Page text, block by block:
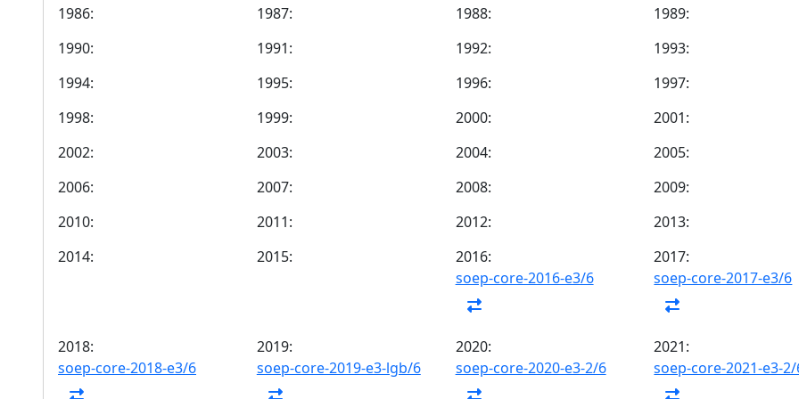
1986: 1987: 1988:
1989:
1990:
1991: 1992:
1993:
1994:
1995: 1996:
1997:
1998:
1999: 2000:
2001:
2002:
2003: 2004:
2005:
2006:
2007: 2008:
2009:
2010:
2011: 2012:
2013:
2014:
2015:
2016:
soep-core-2016-e3/6
2017:
soep-core-2017-e3/6
2018:
soep-core-2018-e3/6
2019:
soep-core-2019-e3-lgb/6
2020:
soep-core-2020-e3-2/6
2021:
soep-core-2021-e3-